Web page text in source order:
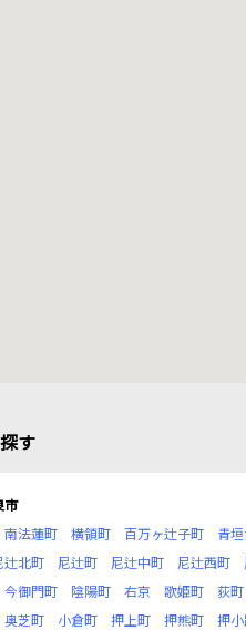
す
市
南法蓮町 横領町 百万ヶ辻子町 青
辻北町 尼辻町 尼辻中町 尼辻西町
今御門町 陰陽町 右京 歌姫町 荻町
奥芝町 小倉町 押上町 押熊町 押